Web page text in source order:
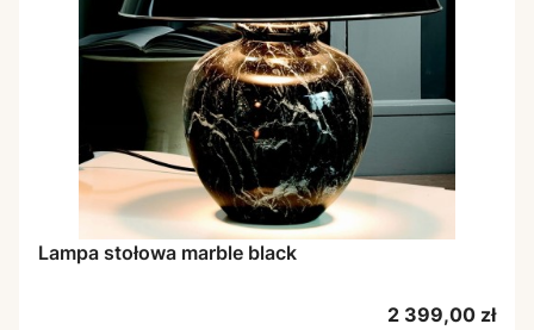
Lampa stołowa marble black
Cena
2 399,00 zł